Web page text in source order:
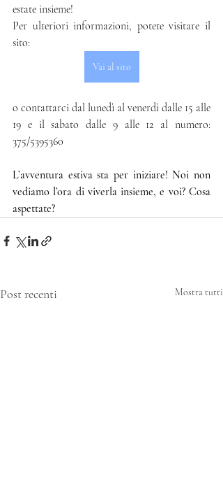
estate insieme!
Per ulteriori informazioni, potete visitare il
sito:
Vai al sito
o contattarci dal lunedì al venerdì dalle 15 alle
19 e il sabato dalle 9 alle 12 al numero:
375/5395360
L’avventura estiva sta per iniziare! Noi non
vediamo l’ora di viverla insieme, e voi? Cosa
aspettate?
Post recenti Mostra tutti